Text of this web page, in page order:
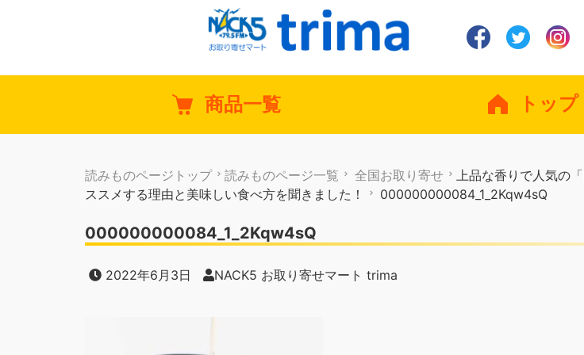
商品一覧 トップ
読みものページトップ 読みものページ一覧 全国お取り寄せ
上品な香りで人気の
ススメする理由と美味しい食べ方を聞きました！
000000000084_1_2Kqw4sQ
000000000084_1_2Kqw4sQ
2022年6月3日 NACK5 お取り寄せマート trima